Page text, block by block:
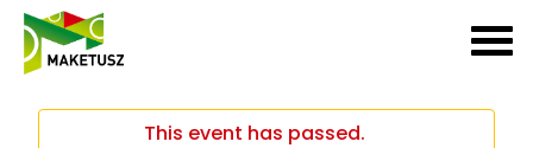
This event has passed.